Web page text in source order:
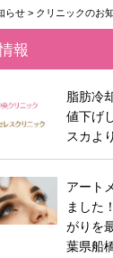
らせ > クリニックのお
報
脂肪冷
値下げ
スカよ
アート
ました
がりを
葉県船